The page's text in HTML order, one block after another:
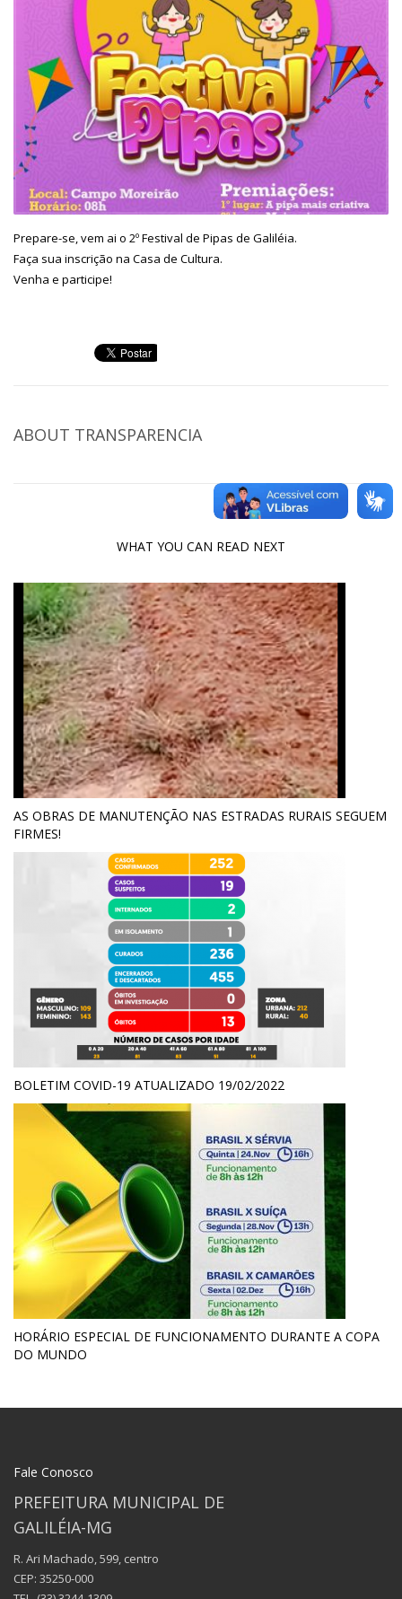
Prepare-se, vem ai o 2º Festival de Pipas de Galiléia.
Faça sua inscrição na Casa de Cultura.
Venha e participe!
ABOUT TRANSPARENCIA
WHAT YOU CAN READ NEXT
AS OBRAS DE MANUTENÇÃO NAS ESTRADAS RURAIS SEGUEM
FIRMES!
BOLETIM COVID-19 ATUALIZADO 19/02/2022
HORÁRIO ESPECIAL DE FUNCIONAMENTO DURANTE A COPA
DO MUNDO
Fale Conosco
PREFEITURA MUNICIPAL DE
GALILÉIA-MG
R. Ari Machado, 599, centro
CEP: 35250-000